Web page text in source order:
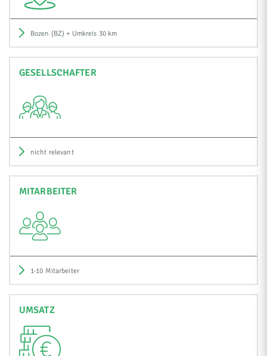
Bozen (BZ) + Umkreis 30 km
GESELLSCHAFTER
nicht relevant
MITARBEITER
1-10 Mitarbeiter
UMSATZ